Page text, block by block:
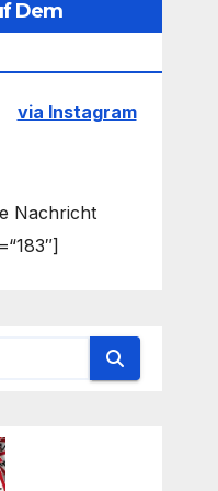
Dem
via Instagram
Nachricht